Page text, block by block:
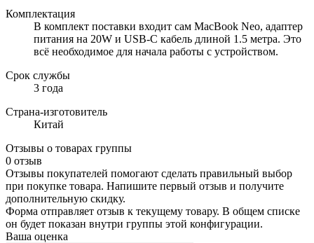
Комплектация
В комплект поставки входит сам MacBook Neo, адаптер
питания на 20W и USB-C кабель длиной 1.5 метра. Это
всё необходимое для начала работы с устройством.
Срок службы
3 года
Страна-изготовитель
Китай
Отзывы о товарах группы
0 отзыв
Отзывы покупателей помогают сделать правильный выбор
при покупке товара. Напишите первый отзыв и получите
дополнительную скидку.
Форма отправляет отзыв к текущему товару. В общем списке
он будет показан внутри группы этой конфигурации.
Ваша оценка